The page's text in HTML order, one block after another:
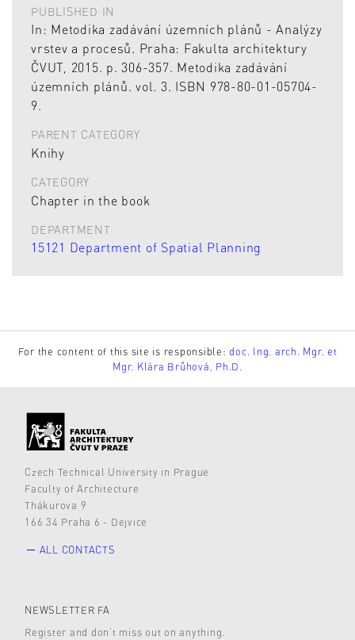
PUBLISHED IN
In: Metodika zadávání územních plánů - Analýzy
vrstev a procesů. Praha: Fakulta architektury
ČVUT, 2015. p. 306-357. Metodika zadávání
územních plánů. vol. 3. ISBN 978-80-01-05704-
9.
PARENT CATEGORY
Knihy
CATEGORY
Chapter in the book
DEPARTMENT
15121 Department of Spatial Planning
For the content of this site is responsible:doc. Ing. arch. Mgr. et
Mgr. Klára Brůhová, Ph.D.
Czech Technical University in Prague
Faculty of Architecture
Thákurova 9
166 34 Praha 6 - Dejvice
ALL CONTACTS
NEWSLETTER FA
Register and don’t miss out on anything.